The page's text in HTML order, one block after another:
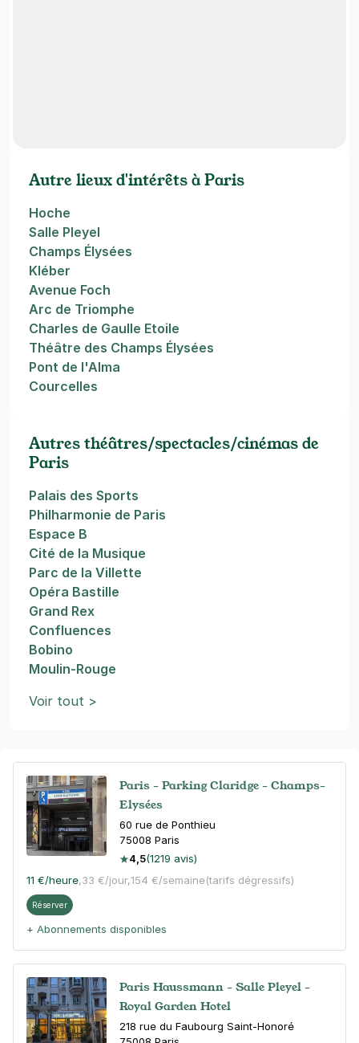
Paris - Parking Claridge - Champs-
Elysées
60 rue de Ponthieu
75008 Paris
4,5(1219 avis)
11 €/heure,33 €/jour,154 €/semaine(tarifs dégressifs)
Réserver
+ Abonnements disponibles
Paris Haussmann - Salle Pleyel -
Royal Garden Hotel
218 rue du Faubourg Saint-Honoré
Autre lieux d'intérêts à Paris
Hoche
Salle Pleyel
Champs Élysées
Kléber
Avenue Foch
Arc de Triomphe
Charles de Gaulle Etoile
Théâtre des Champs Élysées
Pont de l'Alma
Courcelles
Autres théâtres/spectacles/cinémas de
Paris
Palais des Sports
Philharmonie de Paris
Espace B
Cité de la Musique
Parc de la Villette
Opéra Bastille
Grand Rex
Confluences
Bobino
Moulin-Rouge
Voir tout >